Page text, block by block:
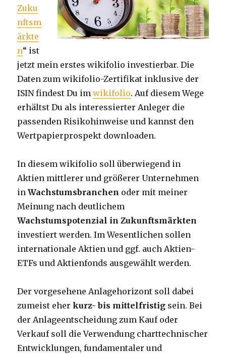
Zuku
nftsm
ärkte
n“ ist
jetzt mein erstes wikifolio investierbar. Die
Daten zum wikifolio-Zertifikat inklusive der
ISIN findest Du imwikifolio. Auf diesem Wege
erhältst Du als interessierter Anleger die
passenden Risikohinweise und kannst den
Wertpapierprospekt downloaden.
In diesem wikifolio soll überwiegend in
Aktien mittlerer und größerer Unternehmen
inWachstumsbranchen oder mit meiner
Meinung nach deutlichem
Wachstumspotenzial in Zukunftsmärkten
investiert werden. Im Wesentlichen sollen
internationale Aktien und ggf. auch Aktien-
ETFs und Aktienfonds ausgewählt werden.
Der vorgesehene Anlagehorizont soll dabei
zumeist eherkurz- bis mittelfristig sein. Bei
der Anlageentscheidung zum Kauf oder
Verkauf soll die Verwendung charttechnischer
Entwicklungen, fundamentaler und